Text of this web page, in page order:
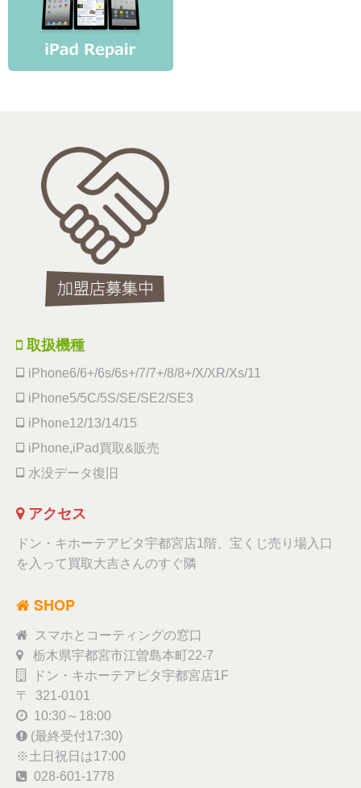
取扱機種
iPhone6/6+/6s/6s+/7/7+/8/8+/X/XR/Xs/11
iPhone5/5C/5S/SE/SE2/SE3
iPhone12/13/14/15
iPhone,iPad買取&販売
水没データ復旧
アクセス
ドン・キホーテアピタ宇都宮店1階、宝くじ売り場入口
を入って買取大吉さんのすぐ隣
SHOP
スマホとコーティングの窓口
栃木県宇都宮市江曽島本町22-7
ドン・キホーテアピタ宇都宮店1F
〒 321-0101
10:30～18:00
(最終受付17:30)
※土日祝日は17:00
028-601-1778